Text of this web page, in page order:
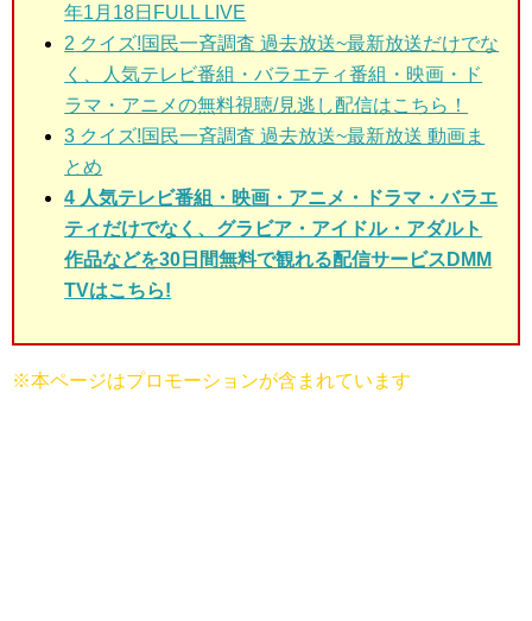
年1月18日FULL LIVE
2 クイズ!国民一斉調査 過去放送~最新放送だけでな
く、人気テレビ番組・バラエティ番組・映画・ド
ラマ・アニメの無料視聴/見逃し配信はこちら！
3 クイズ!国民一斉調査 過去放送~最新放送 動画ま
とめ
4 人気テレビ番組・映画・アニメ・ドラマ・バラエ
ティだけでなく、グラビア・アイドル・アダルト
作品などを30日間無料で観れる配信サービスDMM
TVはこちら!
※本ページはプロモーションが含まれています